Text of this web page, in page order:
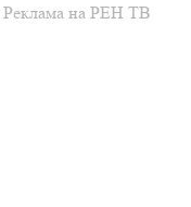
Реклама на РЕН ТВ